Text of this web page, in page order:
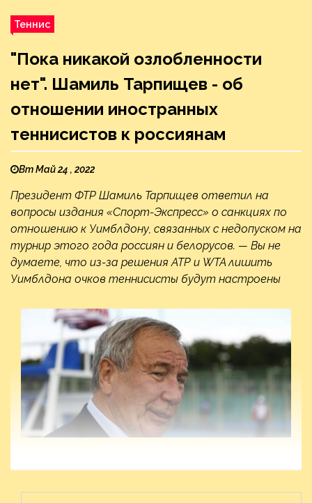
Теннис
"Пока никакой озлобленности
нет". Шамиль Тарпищев - об
отношении иностранных
теннисистов к россиянам
Вт Май 24 , 2022
Президент ФТР Шамиль Тарпищев ответил на
вопросы издания «Спорт-Экспресс» о санкциях по
отношению к Уимблдону, связанных с недопуском на
турнир этого года россиян и белорусов. — Вы не
думаете, что из-за решения ATP и WTA лишить
Уимблдона очков теннисисты будут настроены